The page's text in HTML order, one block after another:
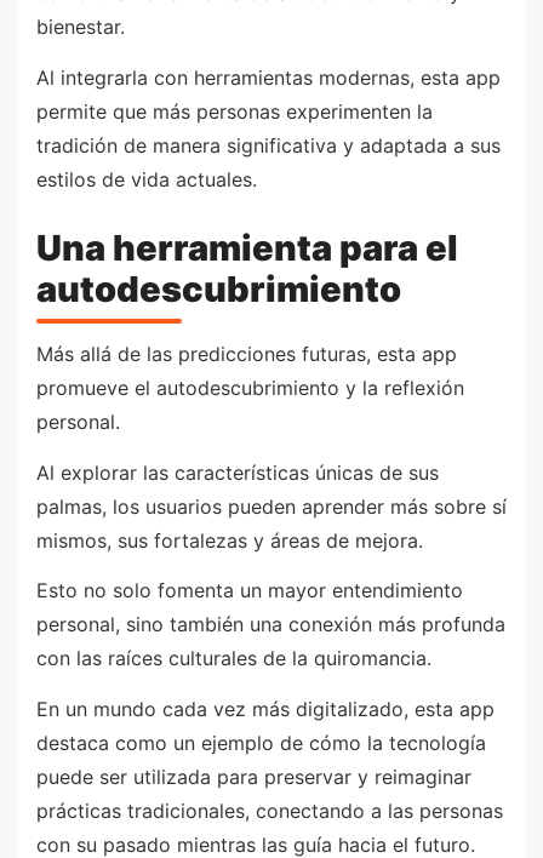
bienestar.
Al integrarla con herramientas modernas, esta app
permite que más personas experimenten la
tradición de manera significativa y adaptada a sus
estilos de vida actuales.
Una herramienta para el
autodescubrimiento
Más allá de las predicciones futuras, esta app
promueve el autodescubrimiento y la reflexión
personal.
Al explorar las características únicas de sus
palmas, los usuarios pueden aprender más sobre sí
mismos, sus fortalezas y áreas de mejora.
Esto no solo fomenta un mayor entendimiento
personal, sino también una conexión más profunda
con las raíces culturales de la quiromancia.
En un mundo cada vez más digitalizado, esta app
destaca como un ejemplo de cómo la tecnología
puede ser utilizada para preservar y reimaginar
prácticas tradicionales, conectando a las personas
con su pasado mientras las guía hacia el futuro.